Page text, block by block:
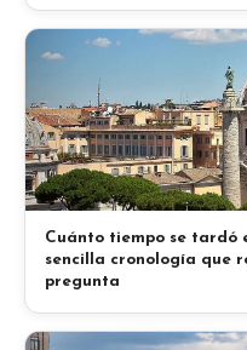
Cuánto tiempo se tardó
sencilla cronología que
pregunta